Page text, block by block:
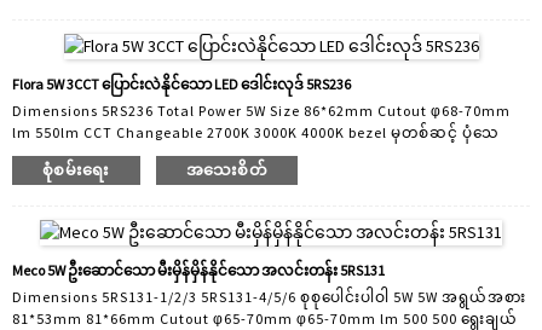
Lediant သည် သင့်စျေးကွက်အတွက် စိတ်ကြိုက်ပြင်ဆင်သည်။ ကျွန်ုပ်တို့သည်
အသုံးချမှုအမျိုးမျိုးအတွက် သင့်လျော်သော LED downlight များကို ဒီဇိုင်းဆွဲပြီး
ထုတ်လုပ်ပါသည်။ ထုတ်ကုန်အမျိုးအစား c...
Flora 5W 3CCT ပြောင်းလဲနိုင်သော LED ဒေါင်းလုဒ် 5RS236
Dimensions 5RS236 Total Power 5W Size 86*62mm Cutout φ68-70mm
lm 550lm CCT Changeable 2700K 3000K 4000K bezel မှတစ်ဆင့် ပုံသေ
သို့မဟုတ် တိမ်းစောင်းခြင်း ဗားရှင်းနှစ်မျိုး အထူးကု ODM ပံ့ပိုးပေးသော LED
downlight ထုတ်ကုန် Lediant အလင်းရောင်ထုတ်လုပ်သူသည် ထိပ်တန်းနည်း
30 ဖြင့် Lediant သည် သင့်စျေးကွက်အတွက် စိတ်ကြိုက်ပြင်ဆင်ပေးပါသည်။
ကျွန်ုပ်တို့သည် အသုံးချမှုအမျိုးမျိုးအတွက် သင့်လျော်သော LED downlight များ
ကို ဒီဇိုင်းဆွဲပြီး ထုတ်လုပ်ပါသည်။ ထုတ်ကုန်...
စုံစမ်းရေး အသေးစိတ်
Meco 5W ဦးဆောင်သော မီးမှိန်မှိန်နိုင်သော အလင်းတန်း 5RS131
Dimensions 5RS131-1/2/3 5RS131-4/5/6 စုစုပေါင်းပါဝါ 5W 5W အရွယ်အစား
81*53mm 81*66mm Cutout φ65-70mm φ65-70mm lm 500 500 ရွေးချယ်